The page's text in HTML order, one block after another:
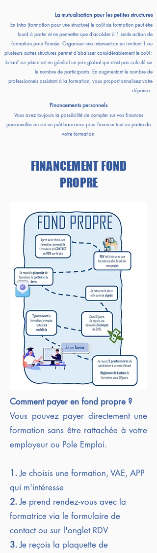
La mutualisation pour lespetites structures
En intra (formation pour une structure) le coût de formation peut être
lourd à porter et ne permettre que d’accéder à 1 seule action de
formation pour l’année. Organiser une intervention en invitant 1 ou
plusieurs autres structures permet d’abaisser considérablement le coût :
le tarif sur place est en général un prix global qui n’est pas calculé sur
le nombre de participants. En augmentant le nombre de
professionnels assistant à la formation, vous proportionnalisez votre
dépense.
Financements personnels
Vous avez toujours la possibilité de compter sur vos finances
personnelles ou sur un prêt bancaires pour financer tout ou partie de
votre formation.
FINANCEMENT FOND
PROPRE
Comment payer en fond propre ?
Vous pouvez payer directement une
formation sans être rattachée à votre
employeur ou Pole Emploi.
1.Je choisis une formation, VAE, APP
qui m'intéresse
2.Je prend rendez-vous avec la
formatrice via le formulaire de
contact ou sur l'onglet RDV
3.Je reçois la plaquette de